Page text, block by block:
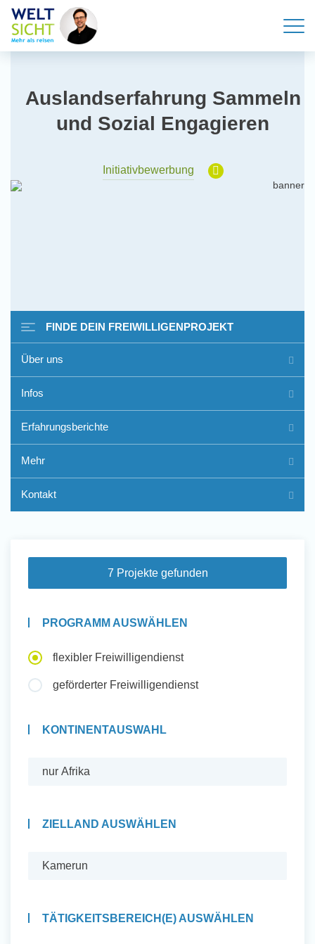
Auslandserfahrung Sammeln
und Sozial Engagieren
Initiativbewerbung
Freiwilligenarbeit im Ausland
- Erfahrungsberichte
Auslandserfahrung Sammeln
und Sozial Engagieren
Initiativbewerbung
FINDE DEIN FREIWILLIGENPROJEKT
Über uns
Infos
Erfahrungsberichte
Mehr
Kontakt
7 Projekte gefunden
PROGRAMM AUSWÄHLEN
flexibler Freiwilligendienst
geförderter Freiwilligendienst
KONTINENTAUSWAHL
ZIELLAND AUSWÄHLEN
TÄTIGKEITSBEREICH(E) AUSWÄHLEN